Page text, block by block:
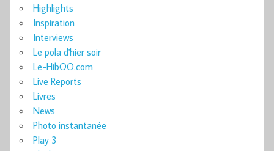
Highlights
Inspiration
Interviews
Le pola d'hier soir
Le-HibOO.com
Live Reports
Livres
News
Photo instantanée
Play 3